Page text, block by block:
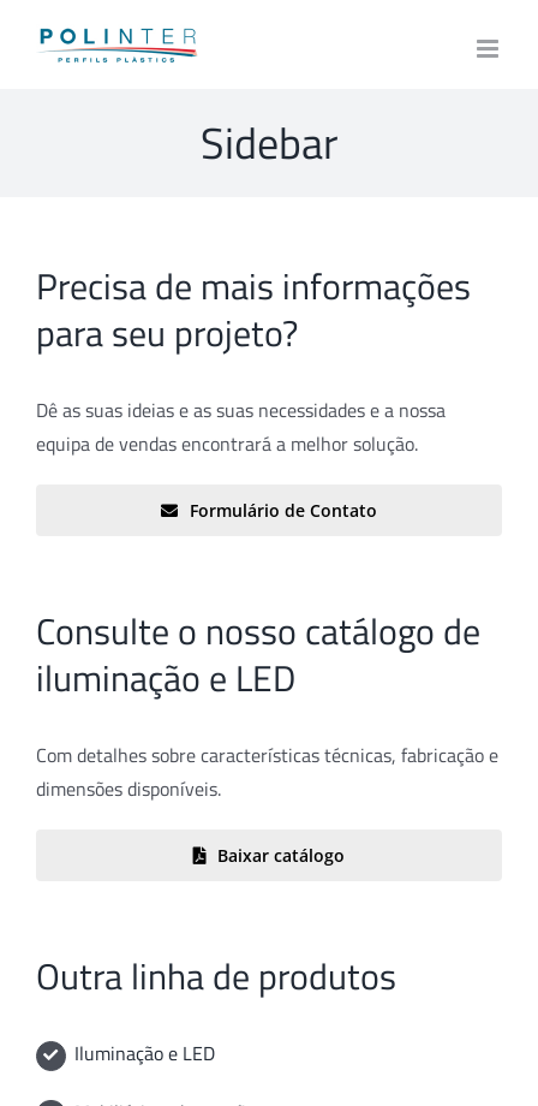
Sidebar
Precisa de mais informações
para seu projeto?
Dê as suas ideias e as suas necessidades e a nossa
equipa de vendas encontrará a melhor solução.
Formulário de Contato
Consulte o nosso catálogo de
iluminação e LED
Com detalhes sobre características técnicas, fabricação e
dimensões disponíveis.
Baixar catálogo
Outra linha de produtos
Iluminação e LED